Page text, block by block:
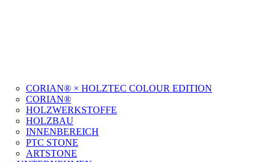
CORIAN® × HOLZTEC COLOUR EDITION
CORIAN®
HOLZWERKSTOFFE
HOLZBAU
INNENBEREICH
PTC STONE
ARTSTONE